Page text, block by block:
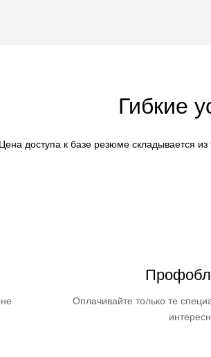
Гибкие
Цена доступа к базе резюме складывается
Оплачивайте только те